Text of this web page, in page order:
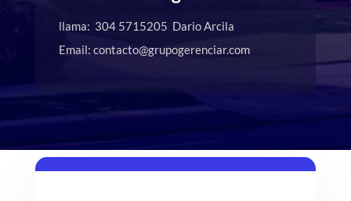
llama: 304 5715205 Dario Arcila
Email: contacto@grupogerenciar.com